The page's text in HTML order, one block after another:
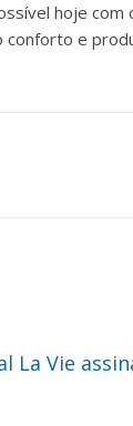
hoje
conforto e
La Vie